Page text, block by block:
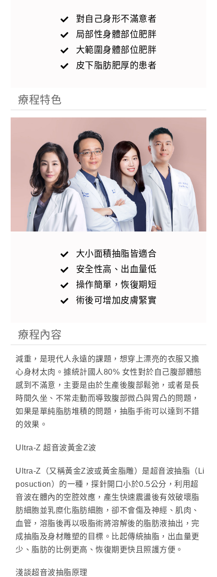
對自己身形不滿意者
局部性身體部位肥胖
大範圍身體部位肥胖
皮下脂肪肥厚的患者
療程特色
大小面積抽脂皆適合
安全性高、出血量低
操作簡單，恢復期短
術後可增加皮膚緊實
療程內容
減重，是現代人永遠的課題，想穿上漂亮的衣服又擔
心身材太肉。據統計國人80% 女性對於自己腹部體態
感到不滿意，主要是由於生產後腹部鬆弛，或者是長
時間久坐、不常走動而導致腹部微凸與胃凸的問題，
如果是單純脂肪堆積的問題，抽脂手術可以達到不錯
的效果。
Ultra-Z 超音波黃金Z波
Ultra-Z（又稱黃金Z波或黃金脂雕）是超音波抽脂（Li
posuction）的一種，探針開口小於0.5公分，利用超
音波在體內的空腔效應，產生快速震盪後有效破壞脂
肪細胞並乳糜化脂肪細胞，卻不會傷及神經、肌肉、
血管，溶脂後再以吸脂術將溶解後的脂肪液抽出，完
成抽脂及身材雕塑的目標。比起傳統抽脂，出血量更
少、脂肪的比例更高、恢復期更快且照護方便。
淺談超音波抽脂原理